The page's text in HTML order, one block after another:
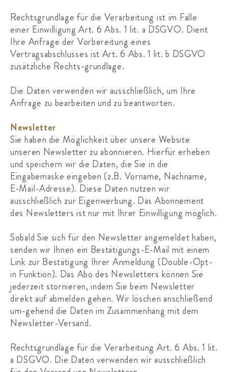
Rechtsgrundlage für die Verarbeitung ist im Falle
einer Einwilligung Art. 6 Abs. 1 lit. a DSGVO. Dient
Ihre Anfrage der Vorbereitung eines
Vertragsabschlusses ist Art. 6 Abs. 1 lit. b DSGVO
zusätzliche Rechts-grundlage.
Die Daten verwenden wir ausschließlich, um Ihre
Anfrage zu bearbeiten und zu beantworten.
Newsletter
Sie haben die Möglichkeit über unsere Website
unseren Newsletter zu abonnieren. Hierfür erheben
und speichern wir die Daten, die Sie in die
Eingabemaske eingeben (z.B. Vorname, Nachname,
E-Mail-Adresse). Diese Daten nutzen wir
ausschließlich zur Eigenwerbung. Das Abonnement
des Newsletters ist nur mit Ihrer Einwilligung möglich.
Sobald Sie sich für den Newsletter angemeldet haben,
senden wir Ihnen ein Bestätigungs-E-Mail mit einem
Link zur Bestätigung Ihrer Anmeldung (Double-Opt-
in Funktion). Das Abo des Newsletters können Sie
jederzeit stornieren, indem Sie beim Newsletter
direkt auf abmelden gehen. Wir löschen anschließend
um-gehend die Daten im Zusammenhang mit dem
Newsletter-Versand.
Rechtsgrundlage für die Verarbeitung Art. 6 Abs. 1 lit.
a DSGVO. Die Daten verwenden wir ausschließlich